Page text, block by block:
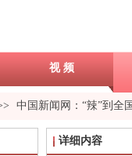
视 频
中国新闻网：“辣”到全
详细内容